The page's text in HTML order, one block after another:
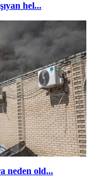
hel...
neden old...